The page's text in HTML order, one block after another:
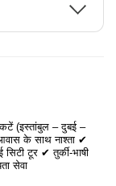
(इस्तांबुल – दुबई –
के साथ नाश्ता ✔
टूर ✔ तुर्की-भाषी
सेवा